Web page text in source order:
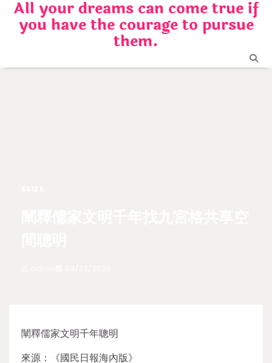
Skip
content
All your dreams can come true if
you have the courage to pursue
them.
闡釋儒家文明千年聰明
來源：《國民日報海內版》